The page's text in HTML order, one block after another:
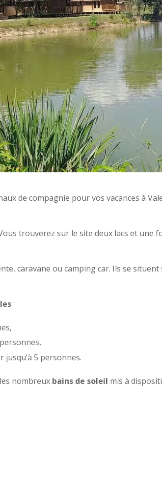
de compagnie pour vos vacances à
trouverez sur le site deux lacs et une
caravane ou camping car. Ils se
:
5 personnes.
nombreux bains de soleil mis à